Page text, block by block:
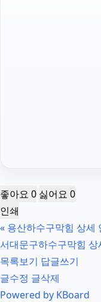
좋아요 0 싫어요 0
인쇄
« 용산하수구막힘 상세
서대문구하수구막힘
목록보기 답글쓰기
글수정 글삭제
Powered by KBoard